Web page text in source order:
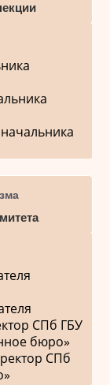
СПб ГБУ
бюро»
СПб